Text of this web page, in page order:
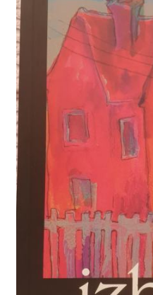
Privatnost podataka
Terms of Use
Uvjeti prodaje i dostava